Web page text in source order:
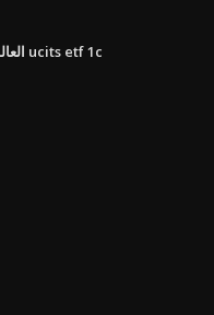
Xtrackers msci العالم المستهلك مؤشر تقديري ucits etf 1c